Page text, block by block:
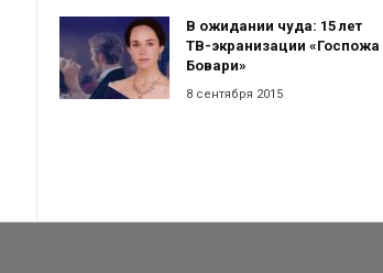
В ожидании чуда: 15 лет
ТВ-экранизации «Госпожа
Бовари»
8 сентября 2015